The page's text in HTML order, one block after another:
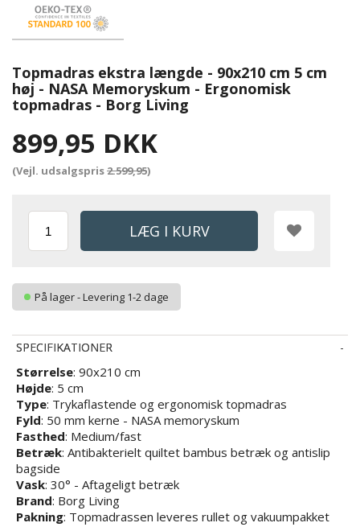
Topmadras ekstra længde - 90x210 cm 5 cm
høj - NASA Memoryskum - Ergonomisk
topmadras - Borg Living
899,95 DKK
(Vejl. udsalgspris2.599,95)
På lager - Levering 1-2 dage
SPECIFIKATIONER
Størrelse: 90x210 cm
Højde: 5 cm
Type: Trykaflastende og ergonomisk topmadras
Fyld: 50 mm kerne - NASA memoryskum
Fasthed: Medium/fast
Betræk: Antibakterielt quiltet bambus betræk og antislip
bagside
Vask: 30° - Aftageligt betræk
Brand: Borg Living
Pakning: Topmadrassen leveres rullet og vakuumpakket